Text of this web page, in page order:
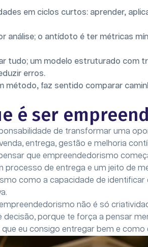
em ciclos curtos: aprender,
análise; o antídoto é ter métricas
tudo; um modelo estruturado com
erros.
método, faz sentido comparar
é ser
de transformar uma
entrega, gestão e melhoria
que empreendedorismo
processo de entrega e um jeito de
como a capacidade de
não é só
porque te força a pensar
eu consigo entregar bem e